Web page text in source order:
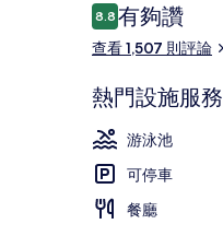
評
論
8.88.8 分，滿分 10 分，
有夠讚
查看 1,507 則評論
熱門設施服務
游泳池
可停車
餐廳